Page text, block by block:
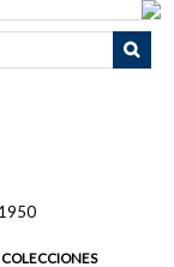
COLECCIONES